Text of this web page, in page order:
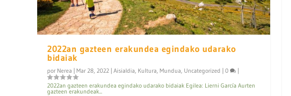
2022an gazteen erakundea egindako udarako
bidaiak
por Nerea | Mar 28, 2022 | Aisialdia, Kultura, Mundua, Uncategorized | 0
|
2022an gazteen erakundea egindako udarako bidaiak Egilea: Lierni García Aurten
gazteen erakundeak...